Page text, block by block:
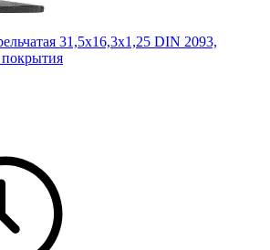
31,5х16,3х1,25 DIN 2093,
покрытия